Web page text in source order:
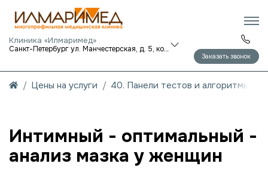
Клиника «Илмаримед»
Санкт-Петербург ул. Манчестерская, д. 5, корп. 1
Заказать звонок
Цены на услуги 40. Панели тестов и алгоритмы
Интимный - оптимальный -
анализ мазка у женщин